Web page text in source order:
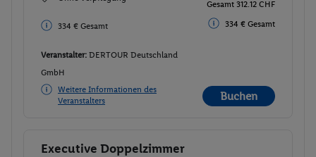
334 € Gesamt
Gesamt 312.12 CHF
334 € Gesamt
Veranstalter: DERTOUR Deutschland
GmbH
Weitere Informationen des
Veranstalters
Buchen
Buchen
Executive Doppelzimmer